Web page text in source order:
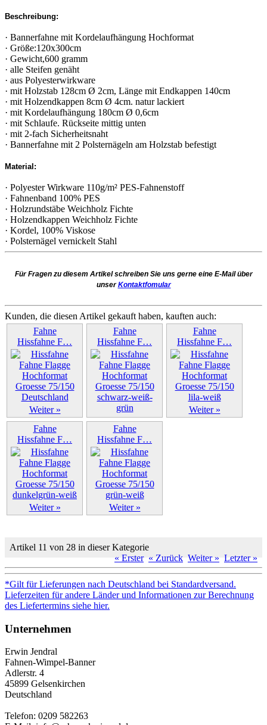
Beschreibung:
· Bannerfahne mit Kordelaufhängung Hochformat
· Größe:120x300cm
· Gewicht,600 gramm
· alle Steifen genäht
· aus Polyesterwirkware
· mit Holzstab 128cm Ø 2cm, Länge mit Endkappen 140cm
· mit Holzendkappen 8cm Ø 4cm. natur lackiert
· mit Kordelaufhängung 180cm Ø 0,6cm
· mit Schlaufe. Rückseite mittig unten
· mit 2-fach Sicherheitsnaht
· Bannerfahne mit 2 Polsternägeln am Holzstab befestigt
Material:
· Polyester Wirkware 110g/m² PES-Fahnenstoff
· Fahnenband 100% PES
· Holzrundstäbe Weichholz Fichte
· Holzendkappen Weichholz Fichte
· Kordel, 100% Viskose
· Polsternägel vernickelt Stahl
Für Fragen zu diesem Artikel schreiben Sie uns gerne eine E-Mail über
unserKontaktfomular
Kunden, die diesen Artikel gekauft haben, kauften auch:
Fahne
Hissfahne F…
Weiter »
Fahne
Hissfahne F…
Weiter »
Fahne
Hissfahne F…
Weiter »
Fahne
Hissfahne F…
Weiter »
Fahne
Hissfahne F…
Weiter »
Artikel 11 von 28 in dieser Kategorie
« Erster « Zurück Weiter » Letzter »
*Gilt für Lieferungen nach Deutschland bei Standardversand.
Lieferzeiten für andere Länder und Informationen zur Berechnung
des Liefertermins siehe hier.
Unternehmen
Erwin Jendral
Fahnen-Wimpel-Banner
Adlerstr. 4
45899 Gelsenkirchen
Deutschland
Telefon: 0209 582263